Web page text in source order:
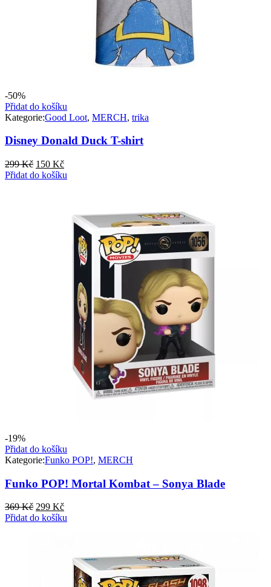
-50%
Přidat do košíku
Kategorie:Good Loot, MERCH, trika
Disney Donald Duck T-shirt
299Kč Původní
cena
150 KčAktuální
cena
Přidat do košíku
-19%
Přidat do košíku
Kategorie:Funko POP!, MERCH
Funko POP! Mortal Kombat – Sonya Blade
369Kč Původní
cena
299 KčAktuální
cena
Přidat do košíku